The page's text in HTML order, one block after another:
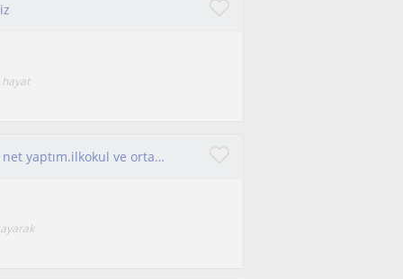
hayat
Derece öğrencisiyim. Yks25 ayt Matematikte 35 net yaptım.ilkokul ve ortaokul öğrencilerine tercihen yüzyüze eğitim vermek isterim.